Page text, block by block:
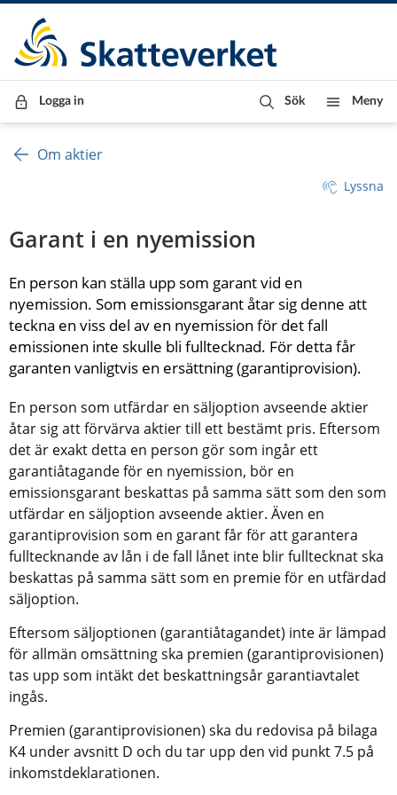
Till innehåll
Till navigationen
Till chattrobot
Logga in Sök Meny
Om aktier
Lyssna
Garant i en nyemission
En person kan ställa upp som garant vid en
nyemission. Som emissionsgarant åtar sig denne att
teckna en viss del av en nyemission för det fall
emissionen inte skulle bli fulltecknad. För detta får
garanten vanligtvis en ersättning (garantiprovision).
En person som utfärdar en säljoption avseende aktier
åtar sig att förvärva aktier till ett bestämt pris. Eftersom
det är exakt detta en person gör som ingår ett
garantiåtagande för en nyemission, bör en
emissionsgarant beskattas på samma sätt som den som
utfärdar en säljoption avseende aktier. Även en
garantiprovision som en garant får för att garantera
fulltecknande av lån i de fall lånet inte blir fulltecknat ska
beskattas på samma sätt som en premie för en utfärdad
säljoption.
Eftersom säljoptionen (garantiåtagandet) inte är lämpad
för allmän omsättning ska premien (garantiprovisionen)
tas upp som intäkt det beskattningsår garantiavtalet
ingås.
Premien (garantiprovisionen) ska du redovisa på bilaga
K4 under avsnitt D och du tar upp den vid punkt 7.5 på
inkomstdeklarationen.